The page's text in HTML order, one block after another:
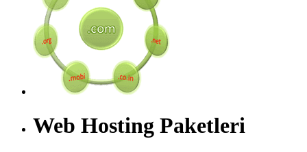
Web Hosting Paketleri